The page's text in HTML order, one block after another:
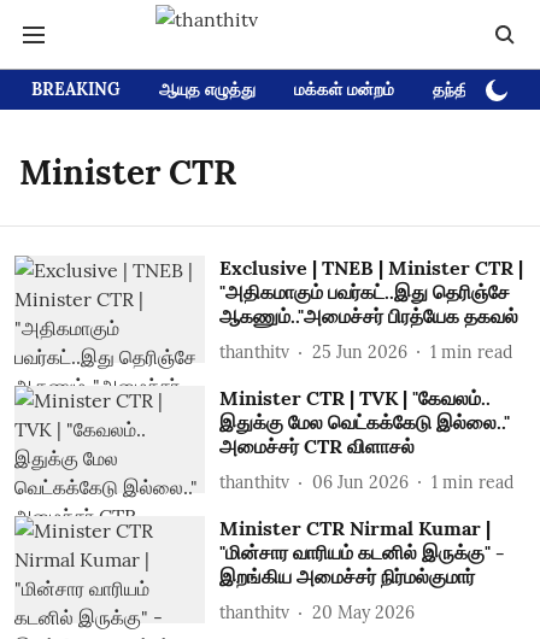
BREAKING ஆயுத எழுத்து மக்கள் மன்றம் தந்தி டிவி
Minister CTR
Exclusive | TNEB | Minister CTR |
"அதிகமாகும் பவர்கட்..இது தெரிஞ்சே
ஆகணும்.."அமைச்சர் பிரத்யேக தகவல்
thanthitv 25 Jun 2026 1 min read
Minister CTR | TVK | "கேவலம்..
இதுக்கு மேல வெட்கக்கேடு இல்லை.."
அமைச்சர் CTR விளாசல்
thanthitv 06 Jun 2026 1 min read
Minister CTR Nirmal Kumar |
"மின்சார வாரியம் கடனில் இருக்கு" -
இறங்கிய அமைச்சர் நிர்மல்குமார்
thanthitv 20 May 2026